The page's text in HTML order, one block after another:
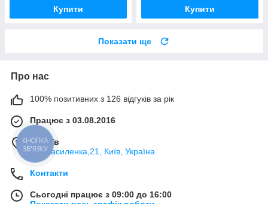
Купити Купити
Показати ще
Про нас
100% позитивних з 126 відгуків за рік
Працює з 03.08.2016
м. Київ
вул.Василенка,21, Київ, Україна
Контакти
Сьогодні працює з 09:00 до 16:00
КНОПКА
ЗВ'ЯЗКУ